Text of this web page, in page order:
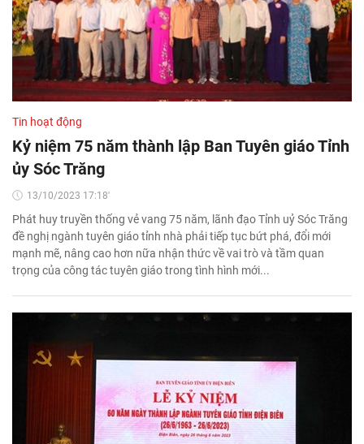
Tin hoạt động
Kỷ niệm 75 năm thành lập Ban Tuyên giáo Tỉnh
ủy Sóc Trăng
13/10/2023 17:18'
Phát huy truyền thống vẻ vang 75 năm, lãnh đạo Tỉnh uỷ Sóc Trăng
đề nghị ngành tuyên giáo tỉnh nhà phải tiếp tục bứt phá, đổi mới
mạnh mẽ, nâng cao hơn nữa nhận thức về vai trò và tầm quan
trọng của công tác tuyên giáo trong tình hình mới...